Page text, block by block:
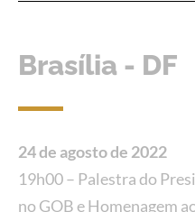
Brasília - DF
24 de agosto de 2022
19h00 – Palestra do
no GOB e Homenagem